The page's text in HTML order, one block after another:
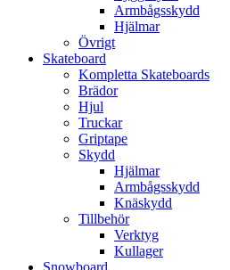
Armbågsskydd
Hjälmar
Övrigt
Skateboard
Kompletta Skateboards
Brädor
Hjul
Truckar
Griptape
Skydd
Hjälmar
Armbågsskydd
Knäskydd
Tillbehör
Verktyg
Kullager